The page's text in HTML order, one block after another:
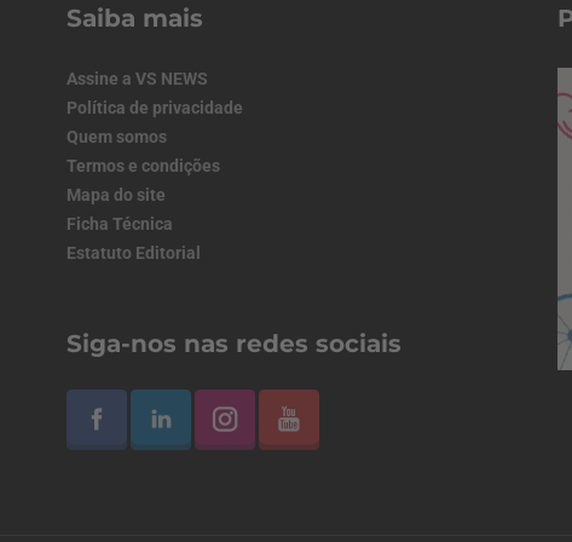
Saiba mais
Assine a VS NEWS
Política de privacidade
Quem somos
Termos e condições
Mapa do site
Ficha Técnica
Estatuto Editorial
Siga-nos nas redes sociais